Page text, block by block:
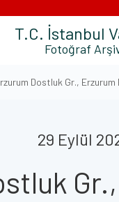
T.C. İstanbul
Fotoğraf
Dostluk Gr.,
29 Eylül